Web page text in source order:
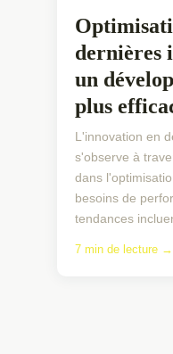
dernières
un
plus
L'innovation en
s'observe à
dans
besoins de
tendances
7 min de lecture →